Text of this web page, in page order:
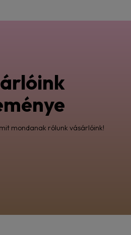
mondanak rólunk vásárlóink!